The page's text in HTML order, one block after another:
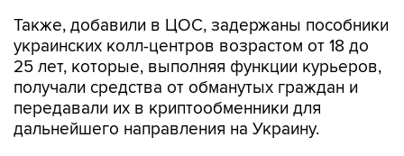
Также, добавили в ЦОС, задержаны пособники
украинских колл-центров возрастом от 18 до
25 лет, которые, выполняя функции курьеров,
получали средства от обманутых граждан и
передавали их в криптообменники для
дальнейшего направления на Украину.